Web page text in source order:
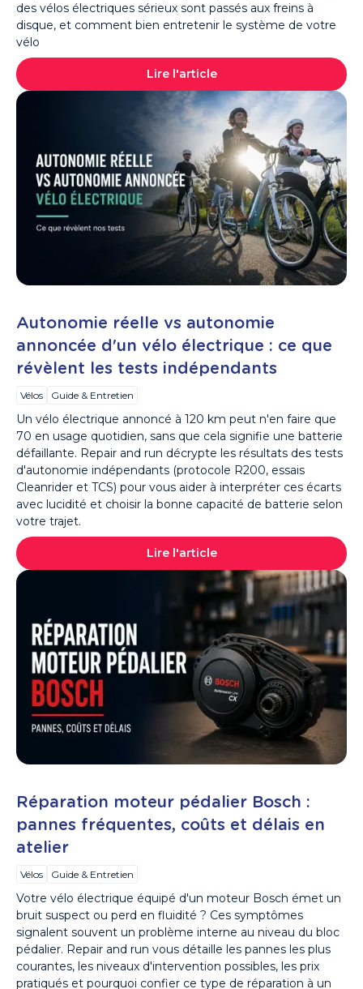
des vélos électriques sérieux sont passés aux freins à
disque, et comment bien entretenir le système de votre
vélo
Lire l'article
Autonomie réelle vs autonomie
annoncée d'un vélo électrique : ce que
révèlent les tests indépendants
Vélos Guide & Entretien
Un vélo électrique annoncé à 120 km peut n'en faire que
70 en usage quotidien, sans que cela signifie une batterie
défaillante. Repair and run décrypte les résultats des tests
d'autonomie indépendants (protocole R200, essais
Cleanrider et TCS) pour vous aider à interpréter ces écarts
avec lucidité et choisir la bonne capacité de batterie selon
votre trajet.
Lire l'article
Réparation moteur pédalier Bosch :
pannes fréquentes, coûts et délais en
atelier
Vélos Guide & Entretien
Votre vélo électrique équipé d'un moteur Bosch émet un
bruit suspect ou perd en fluidité ? Ces symptômes
signalent souvent un problème interne au niveau du bloc
pédalier. Repair and run vous détaille les pannes les plus
courantes, les niveaux d'intervention possibles, les prix
pratiqués et pourquoi confier ce type de réparation à un